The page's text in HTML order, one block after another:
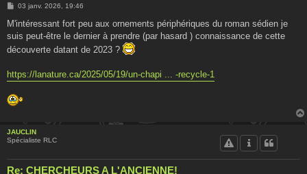
M
s
a
g
e
03 janv. 2026, 19:46
M'intéressant fort peu aux ornements périphériques du roman sédien je
suis peut-être le dernier à prendre (par hasard ) connaissance de cette
découverte datant de 2023 ?
https://lanature.ca/2025/05/19/un-chapi ... -recycle-1
JAUCLIN
Spécialiste RLC
Re: CHERCHEURS A L'ANCIENNE!